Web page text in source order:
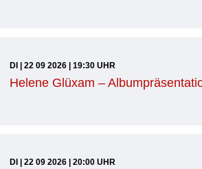
DI | 22 09 2026 | 19:30 UHR
Helene Glüxam –
DI | 22 09 2026 | 20:00 UHR